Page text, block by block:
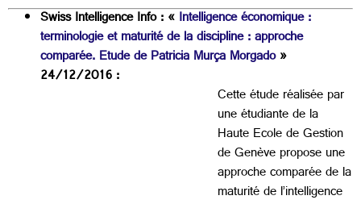
Swiss Intelligence Info : «Intelligence économique :
terminologie et maturité de la discipline : approche
comparée. Etude de Patricia Murça Morgado»
24/12/2016 :
Cette étude réalisée par
une étudiante de la
Haute Ecole de Gestion
de Genève propose une
approche comparée de la
maturité de l’intelligence